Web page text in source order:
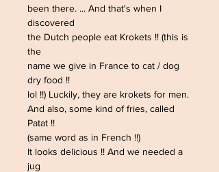
been there. ... And that's when I
discovered
the Dutch people eat Krokets !! (this is
the
name we give in France to cat / dog
dry food !!
lol !!) Luckily, they are krokets for men.
And also, some kind of fries, called
Patat !!
(same word as in French !!)
It looks delicious !! And we needed a
jug